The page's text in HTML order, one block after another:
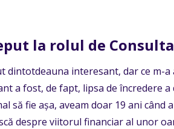
la rolul de
dintotdeauna interesant, dar ce m-
a fost, de fapt, lipsa de încredere
să fie așa, aveam doar 19 ani când
despre viitorul financiar al unor